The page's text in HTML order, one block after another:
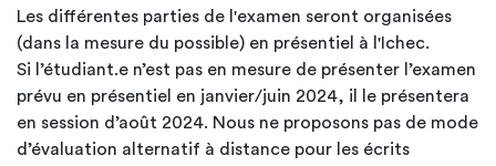
Les différentes parties de l'examen seront organisées
(dans la mesure du possible) en présentiel à l'Ichec.
Si l’étudiant.e n’est pas en mesure de présenter l’examen
prévu en présentiel en janvier/juin 2024, il le présentera
en session d’août 2024. Nous ne proposons pas de mode
d’évaluation alternatif à distance pour les écrits